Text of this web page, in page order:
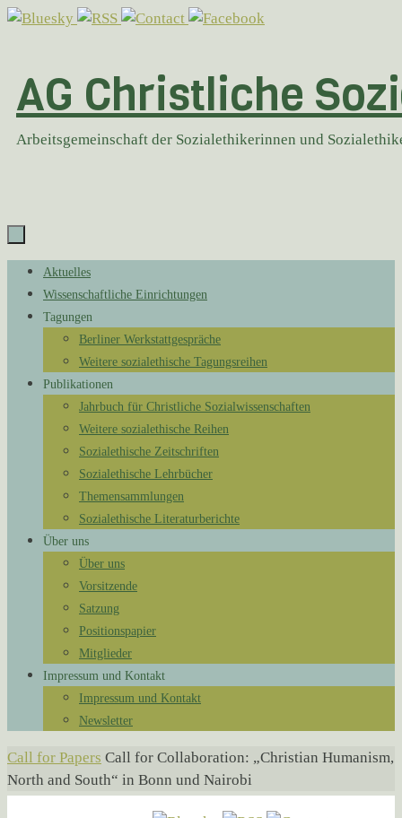
Zum
AG Christliche
Arbeitsgemeinschaft der Sozialethikerinnen und
Zum
Inhalt
springen
Aktuelles
Wissenschaftliche Einrichtungen
Tagungen
Berliner Werkstattgespräche
Weitere sozialethische Tagungsreihen
Publikationen
Jahrbuch für Christliche Sozialwissenschaften
Weitere sozialethische Reihen
Sozialethische Zeitschriften
Sozialethische Lehrbücher
Themensammlungen
Sozialethische Literaturberichte
Über uns
Über uns
Vorsitzende
Satzung
Positionspapier
Mitglieder
Impressum und Kontakt
Impressum und Kontakt
Newsletter
Start
Call for Papers Call for Collaboration: „Christian Humanism,
North and South“ in Bonn und Nairobi